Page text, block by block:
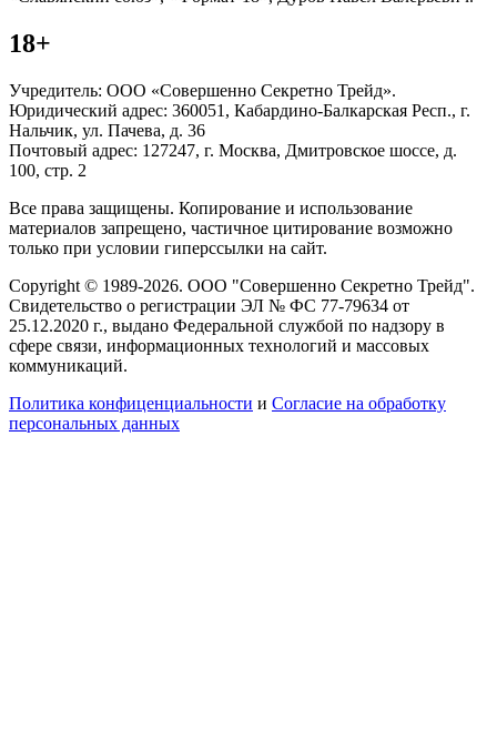
18+
Учредитель: ООО «Совершенно Секретно Трейд».
Юридический адрес: 360051, Кабардино-Балкарская Респ., г.
Нальчик, ул. Пачева, д. 36
Почтовый адрес: 127247, г. Москва, Дмитровское шоссе, д.
100, стр. 2
Все права защищены. Копирование и использование
материалов запрещено, частичное цитирование возможно
только при условии гиперссылки на сайт.
Copyright © 1989-2026. ООО "Совершенно Секретно Трейд".
Свидетельство о регистрации ЭЛ № ФС 77-79634 от
25.12.2020 г., выдано Федеральной службой по надзору в
сфере связи, информационных технологий и массовых
коммуникаций.
Политика конфиценциальности и Согласие на обработку
персональных данных